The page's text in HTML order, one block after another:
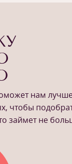
нам
чтобы
займет не